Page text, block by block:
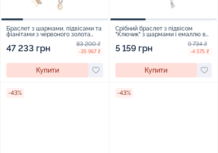
Браслет з шармами, підвісами та
фіанітами з червоного золота
47 233 грн 83 200 ₴
-35 967 ₴
Купити
Срібний браслет з підвісом
"Ключик" з шармами і емаллю в
5 159 грн 9 734 ₴
-4 575 ₴
Купити
-43% -43%